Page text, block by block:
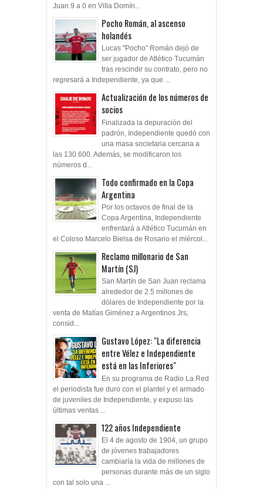
Juan 9 a 0 en Villa Domín...
Pocho Román, al ascenso
holandés
Lucas "Pocho" Román dejó de
ser jugador de Atlético Tucumán
tras rescindir su contrato, pero no
regresará a Independiente, ya que ...
Actualización de los números de
socios
Finalizada la depuración del
padrón, Independiente quedó con
una masa societaria cercana a
las 130.600. Además, se modificaron los
números d...
Todo confirmado en la Copa
Argentina
Por los octavos de final de la
Copa Argentina, Independiente
enfrentará a Atlético Tucumán en
el Coloso Marcelo Bielsa de Rosario el miércol...
Reclamo millonario de San
Martín (SJ)
San Martín de San Juan reclama
alrededor de 2.5 millones de
dólares de Independiente por la
venta de Matías Giménez a Argentinos Jrs,
consid...
Gustavo López: "La diferencia
entre Vélez e Independiente
está en las Inferiores"
En su programa de Radio La Red
el periodista fue duro con el plantel y el armado
de juveniles de Independiente, y expuso las
últimas ventas ...
122 años Independiente
El 4 de agosto de 1904, un grupo
de jóvenes trabajadores
cambiaría la vida de millones de
personas durante más de un siglo
con tal solo una ...